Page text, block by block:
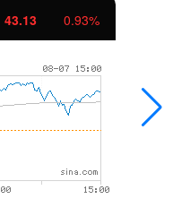
43.13 0.93%